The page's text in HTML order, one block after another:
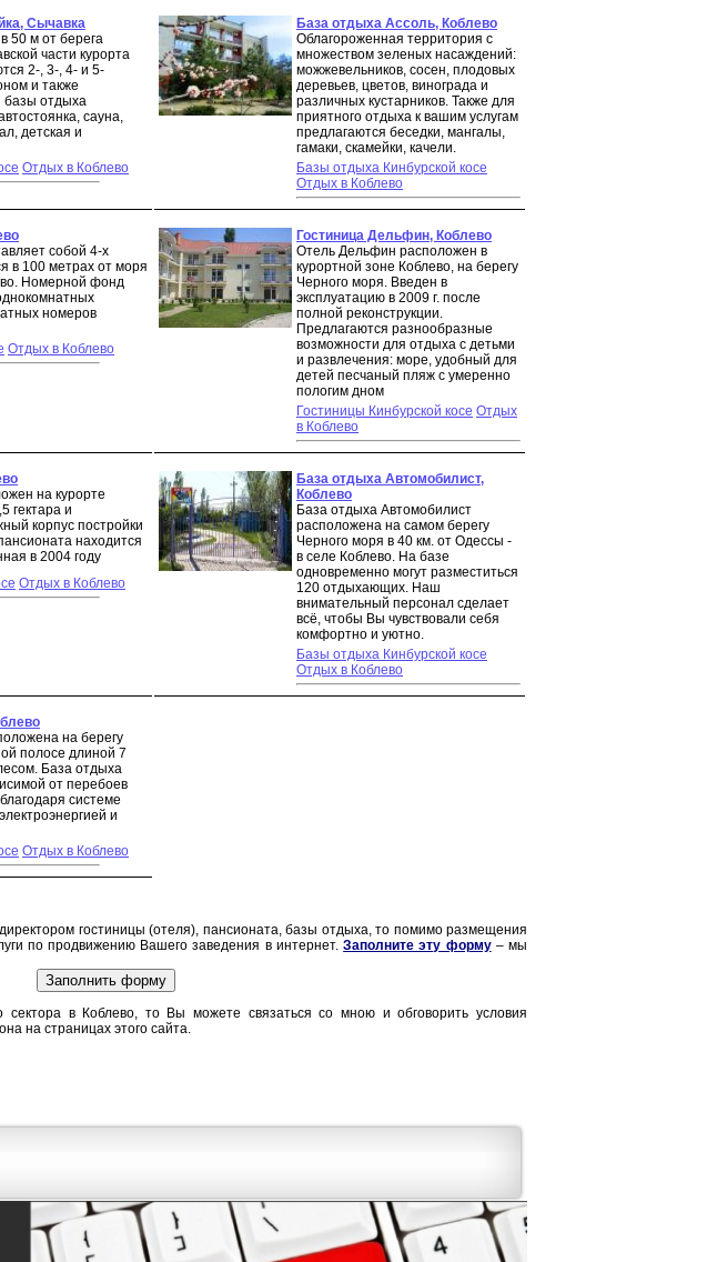
Сычавка
50 м от берега
части курорта
2-, 3-, 4- и 5-
и также
базы отдыха
сауна,
детская и
Отдых в Коблево
База отдыха Ассоль, Коблево
Облагороженная территория с
множеством зеленых насаждений:
можжевельников, сосен, плодовых
деревьев, цветов, винограда и
различных кустарников. Также для
приятного отдыха к вашим услугам
предлагаются беседки, мангалы,
гамаки, скамейки, качели.
Базы отдыха Кинбурской косе
Отдых в Коблево
собой 4-х
в 100 метрах от моря
Номерной фонд
номеров
Отдых в Коблево
Гостиница Дельфин, Коблево
Отель Дельфин расположен в
курортной зоне Коблево, на берегу
Черного моря. Введен в
эксплуатацию в 2009 г. после
полной реконструкции.
Предлагаются разнообразные
возможности для отдыха с детьми
и развлечения: море, удобный для
детей песчаный пляж с умеренно
пологим дном
Гостиницы Кинбурской косе Отдых
в Коблево
на курорте
гектара и
корпус постройки
находится
в 2004 году
Отдых в Коблево
База отдыха Автомобилист,
Коблево
База отдыха Автомобилист
расположена на самом берегу
Черного моря в 40 км. от Одессы -
в селе Коблево. На базе
одновременно могут разместиться
120 отдыхающих. Наш
внимательный персонал сделает
всё, чтобы Вы чувствовали себя
комфортно и уютно.
Базы отдыха Кинбурской косе
Отдых в Коблево
на берегу
полосе длиной 7
База отдыха
от перебоев
системе
и
Отдых в Коблево
гостиницы (отеля), пансионата, базы отдыха, то помимо размещения
по продвижению Вашего заведения в интернет.Заполните эту форму– мы
сектора в Коблево, то Вы можете связаться со мною и обговорить условия
на страницах этого сайта.